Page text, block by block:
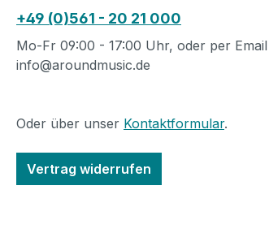
+49 (0)561 - 20 21 000
Mo-Fr 09:00 - 17:00 Uhr, oder per
info@aroundmusic.de
Oder über unser Kontaktformular.
Vertrag widerrufen